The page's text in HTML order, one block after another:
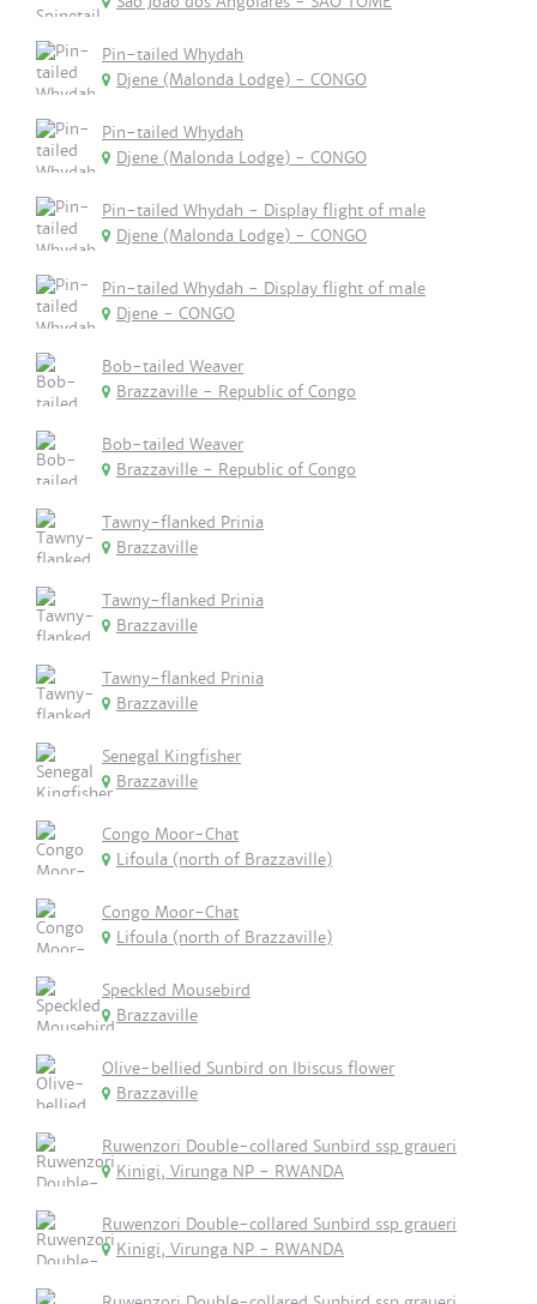
Pin-tailed Whydah
Djene (Malonda Lodge) - CONGO
Pin-tailed Whydah
Djene (Malonda Lodge) - CONGO
Pin-tailed Whydah - Display flight of male
Djene (Malonda Lodge) - CONGO
Pin-tailed Whydah - Display flight of male
Djene - CONGO
Bob-tailed Weaver
Brazzaville - Republic of Congo
Bob-tailed Weaver
Brazzaville - Republic of Congo
Tawny-flanked Prinia
Brazzaville
Tawny-flanked Prinia
Brazzaville
Tawny-flanked Prinia
Brazzaville
Senegal Kingfisher
Brazzaville
Congo Moor-Chat
Lifoula (north of Brazzaville)
Congo Moor-Chat
Lifoula (north of Brazzaville)
Speckled Mousebird
Brazzaville
Olive-bellied Sunbird on Ibiscus flower
Brazzaville
Ruwenzori Double-collared Sunbird ssp graueri
Kinigi, Virunga NP - RWANDA
Ruwenzori Double-collared Sunbird ssp graueri
Kinigi, Virunga NP - RWANDA